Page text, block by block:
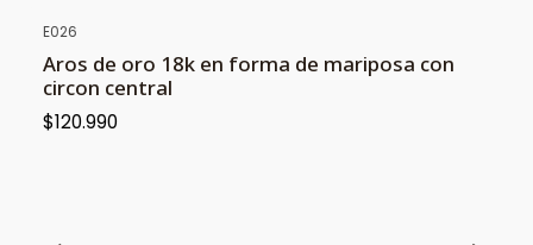
E026
Aros de oro 18k en forma de mariposa con
circon central
$120.990